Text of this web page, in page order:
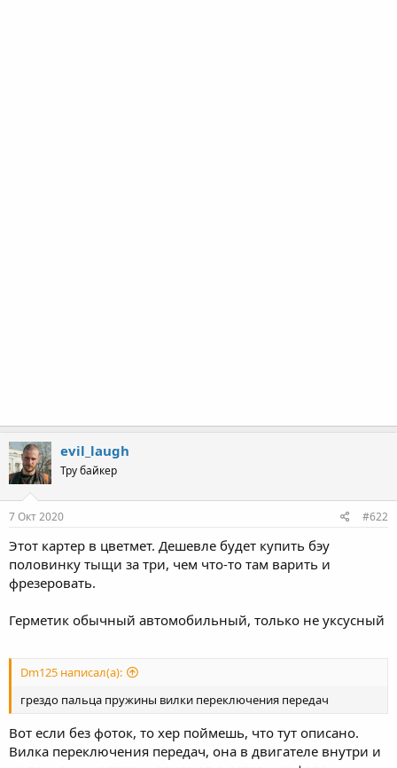
evil_laugh
Тру байкер
7 Окт 2020 #622
Этот картер в цветмет. Дешевле будет купить бэу
половинку тыщи за три, чем что-то там варить и
фрезеровать.
Герметик обычный автомобильный, только не уксусный
Dm125 написал(а):
грездо пальца пружины вилки переключения передач
Вот если без фоток, то хер поймешь, что тут описано.
Вилка переключения передач, она в двигателе внутри и